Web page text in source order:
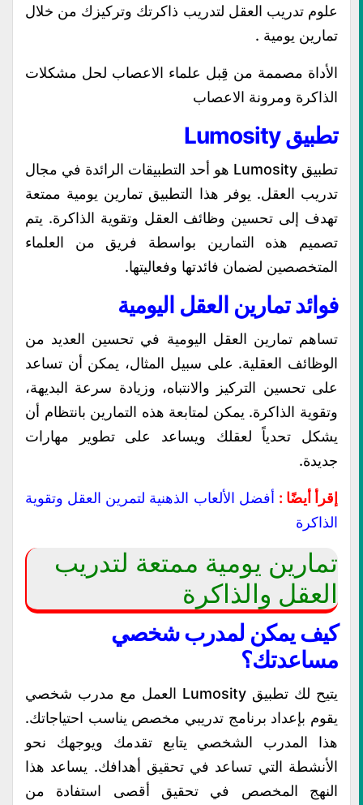
علوم تدريب العقل لتدريب ذاكرتك وتركيزك من خلال
تمارين يومية .
الأداة مصممة من قِبل علماء الاعصاب لحل مشكلات
الذاكرة ومرونة الاعصاب
تطبيق Lumosity
تطبيق Lumosity هو أحد التطبيقات الرائدة في مجال
تدريب العقل. يوفر هذا التطبيق تمارين يومية ممتعة
تهدف إلى تحسين وظائف العقل وتقوية الذاكرة. يتم
تصميم هذه التمارين بواسطة فريق من العلماء
المتخصصين لضمان فائدتها وفعاليتها.
فوائد تمارين العقل اليومية
تساهم تمارين العقل اليومية في تحسين العديد من
الوظائف العقلية. على سبيل المثال، يمكن أن تساعد
على تحسين التركيز والانتباه، وزيادة سرعة البديهة،
وتقوية الذاكرة. يمكن لمتابعة هذه التمارين بانتظام أن
يشكل تحدياً لعقلك ويساعد على تطوير مهارات
جديدة.
إقرأ أيضًا : أفضل الألعاب الذهنية لتمرين العقل وتقوية
الذاكرة
تمارين يومية ممتعة لتدريب
العقل والذاكرة
كيف يمكن لمدرب شخصي
مساعدتك؟
يتيح لك تطبيق Lumosity العمل مع مدرب شخصي
يقوم بإعداد برنامج تدريبي مخصص يناسب احتياجاتك.
هذا المدرب الشخصي يتابع تقدمك ويوجهك نحو
الأنشطة التي تساعد في تحقيق أهدافك. يساعد هذا
النهج المخصص في تحقيق أقصى استفادة من